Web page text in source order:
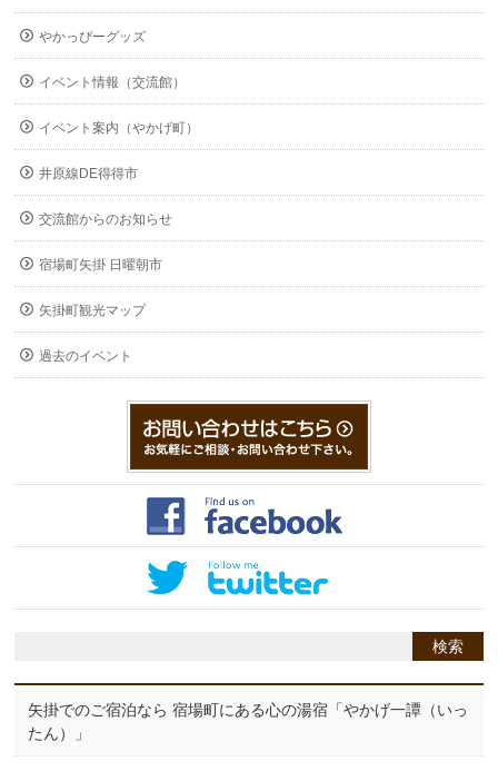
やかっぴーグッズ
イベント情報（交流館）
イベント案内（やかげ町）
井原線DE得得市
交流館からのお知らせ
宿場町矢掛 日曜朝市
矢掛町観光マップ
過去のイベント
矢掛でのご宿泊なら 宿場町にある心の湯宿「やかげ一譚（いっ
たん）」